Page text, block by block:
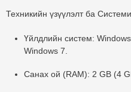
Техникийн үзүүлэлт ба
Үйлдлийн систем:
Windows 7.
Санах ой (RAM): 2 GB (4